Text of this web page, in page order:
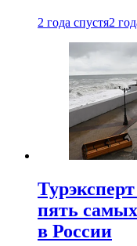
2 года спустя2
пять
в России